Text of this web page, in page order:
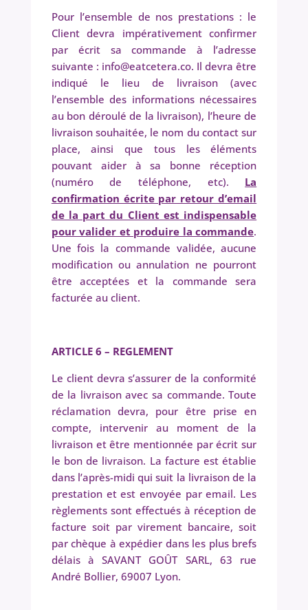
Pour l’ensemble de nos prestations : le
Client devra impérativement confirmer
par écrit sa commande à l’adresse
suivante : info@eatcetera.co. Il devra être
indiqué le lieu de livraison (avec
l’ensemble des informations nécessaires
au bon déroulé de la livraison), l’heure de
livraison souhaitée, le nom du contact sur
place, ainsi que tous les éléments
pouvant aider à sa bonne réception
(numéro de téléphone, etc). La
confirmation écrite par retour d’email
de la part du Client est indispensable
pour valider et produire la commande.
Une fois la commande validée, aucune
modification ou annulation ne pourront
être acceptées et la commande sera
facturée au client.
ARTICLE 6 – REGLEMENT
Le client devra s’assurer de la conformité
de la livraison avec sa commande. Toute
réclamation devra, pour être prise en
compte, intervenir au moment de la
livraison et être mentionnée par écrit sur
le bon de livraison. La facture est établie
dans l’après-midi qui suit la livraison de la
prestation et est envoyée par email. Les
règlements sont effectués à réception de
facture soit par virement bancaire, soit
par chèque à expédier dans les plus brefs
délais à SAVANT GOÛT SARL, 63 rue
André Bollier, 69007 Lyon.